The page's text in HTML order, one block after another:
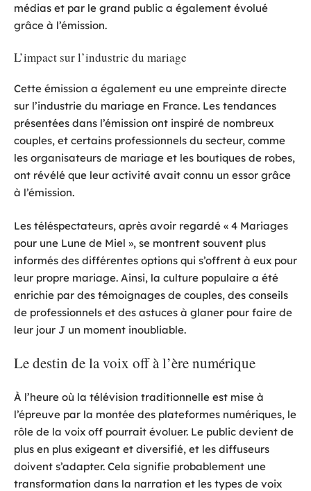
médias et par le grand public a également évolué
grâce à l’émission.
L’impact sur l’industrie du mariage
Cette émission a également eu une empreinte directe
sur l’industrie du mariage en France. Les tendances
présentées dans l’émission ont inspiré de nombreux
couples, et certains professionnels du secteur, comme
les organisateurs de mariage et les boutiques de robes,
ont révélé que leur activité avait connu un essor grâce
à l’émission.
Les téléspectateurs, après avoir regardé « 4 Mariages
pour une Lune de Miel », se montrent souvent plus
informés des différentes options qui s’offrent à eux pour
leur propre mariage. Ainsi, la culture populaire a été
enrichie par des témoignages de couples, des conseils
de professionnels et des astuces à glaner pour faire de
leur jour J un moment inoubliable.
Le destin de la voix off à l’ère numérique
À l’heure où la télévision traditionnelle est mise à
l’épreuve par la montée des plateformes numériques, le
rôle de la voix off pourrait évoluer. Le public devient de
plus en plus exigeant et diversifié, et les diffuseurs
doivent s’adapter. Cela signifie probablement une
transformation dans la narration et les types de voix